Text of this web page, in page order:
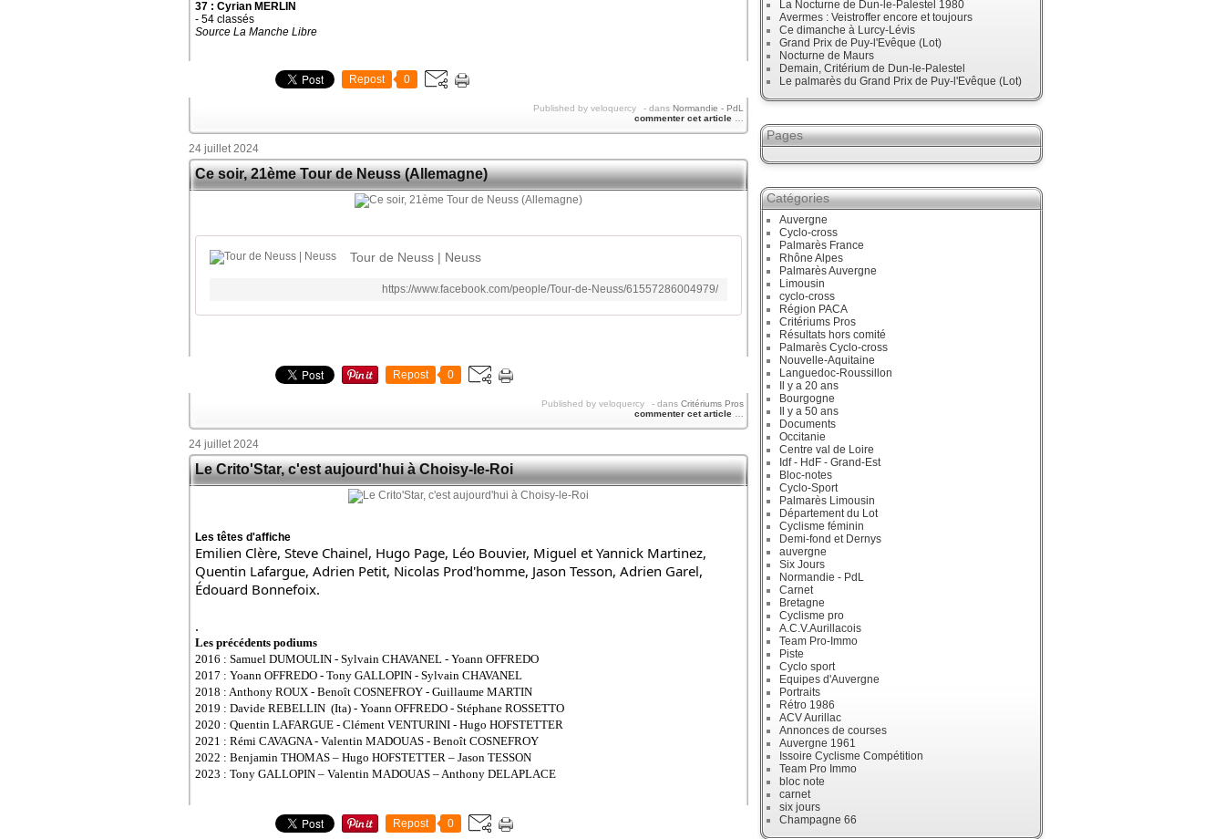
37 : Cyrian MERLIN
- 54 classés
Source La Manche Libre
Repost 0
Published by veloquercy - dans Normandie - PdL
commenter cet article
24 juillet 2024
Ce soir, 21ème Tour de Neuss (Allemagne)
Tour de Neuss | Neuss
https://www.facebook.com/people/Tour-de-Neuss/61557286004979/
Repost 0
Published by veloquercy - dans Critériums Pros
commenter cet article
24 juillet 2024
Le Crito'Star, c'est aujourd'hui à Choisy-le-Roi
Les têtes d'affiche
Emilien Clère, Steve Chainel, Hugo Page, Léo Bouvier, Miguel et Yannick Martinez,
Quentin Lafargue, Adrien Petit, Nicolas Prod'homme, Jason Tesson, Adrien Garel,
Édouard Bonnefoix.
.
​​​​​​​Les précédents podiums
2016 : Samuel DUMOULIN - Sylvain CHAVANEL - Yoann OFFREDO
2017 : Yoann OFFREDO - Tony GALLOPIN - Sylvain CHAVANEL
2018 : Anthony ROUX - Benoît COSNEFROY - Guillaume MARTIN
2019 : Davide REBELLIN (Ita) - Yoann OFFREDO - Stéphane ROSSETTO
2020 : Quentin LAFARGUE - Clément VENTURINI - Hugo HOFSTETTER
2021 : Rémi CAVAGNA - Valentin MADOUAS - Benoît COSNEFROY
2022 : Benjamin THOMAS – Hugo HOFSTETTER – Jason TESSON
2023 : Tony GALLOPIN – Valentin MADOUAS – Anthony DELAPLACE
Repost 0
La Nocturne de Dun-le-Palestel 1980
Avermes : Veistroffer encore et toujours
Ce dimanche à Lurcy-Lévis
Grand Prix de Puy-l'Evêque (Lot)
Nocturne de Maurs
Demain, Critérium de Dun-le-Palestel
Le palmarès du Grand Prix de Puy-l'Evêque (Lot)
Pages
Catégories
Auvergne
Cyclo-cross
Palmarès France
Rhône Alpes
Palmarès Auvergne
Limousin
cyclo-cross
Région PACA
Critériums Pros
Résultats hors comité
Palmarès Cyclo-cross
Nouvelle-Aquitaine
Languedoc-Roussillon
Il y a 20 ans
Bourgogne
Il y a 50 ans
Documents
Occitanie
Centre val de Loire
Idf - HdF - Grand-Est
Bloc-notes
Cyclo-Sport
Palmarès Limousin
Département du Lot
Cyclisme féminin
Demi-fond et Dernys
auvergne
Six Jours
Normandie - PdL
Carnet
Bretagne
Cyclisme pro
A.C.V.Aurillacois
Team Pro-Immo
Piste
Cyclo sport
Equipes d'Auvergne
Portraits
Rétro 1986
ACV Aurillac
Annonces de courses
Auvergne 1961
Issoire Cyclisme Compétition
Team Pro Immo
bloc note
carnet
six jours
Champagne 66